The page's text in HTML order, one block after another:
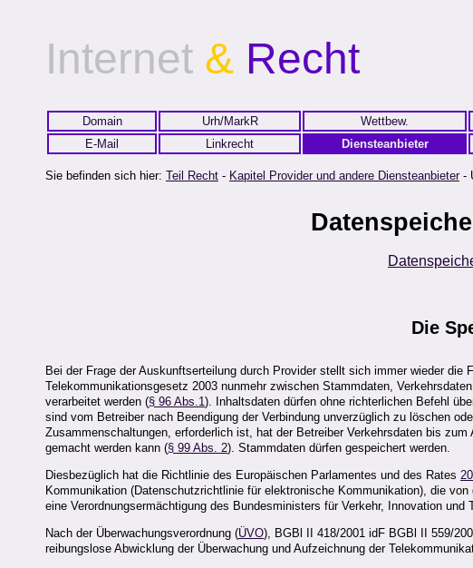
Internet & Recht
Domain Urh/MarkR Wettbew.
E-Mail
Linkrecht Diensteanbieter
Sie befinden sich hier: Teil Recht - Kapitel Provider und andere Diensteanbieter-
Die
Bei der Frage der Auskunftserteilung durch Provider stellt sich immer wieder
Telekommunikationsgesetz 2003 nunmehr zwischen Stammdaten,
verarbeitet werden (§ 96 Abs.1). Inhaltsdaten dürfen ohne richterlichen Befehl
sind vom Betreiber nach Beendigung der Verbindung unverzüglich zu löschen
Zusammenschaltungen, erforderlich ist, hat der Betreiber Verkehrsdaten bis
gemacht werden kann (§ 99 Abs. 2). Stammdaten dürfen gespeichert werden.
Diesbezüglich hat die Richtlinie des Europäischen Parlamentes und des Rates
Kommunikation (Datenschutzrichtlinie für elektronische Kommunikation), die
eine Verordnungsermächtigung des Bundesministers für Verkehr, Innovation
Nach der Überwachungsverordnung (ÜVO), BGBl II 418/2001 idF BGBl II 559/
reibungslose Abwicklung der Überwachung und Aufzeichnung der